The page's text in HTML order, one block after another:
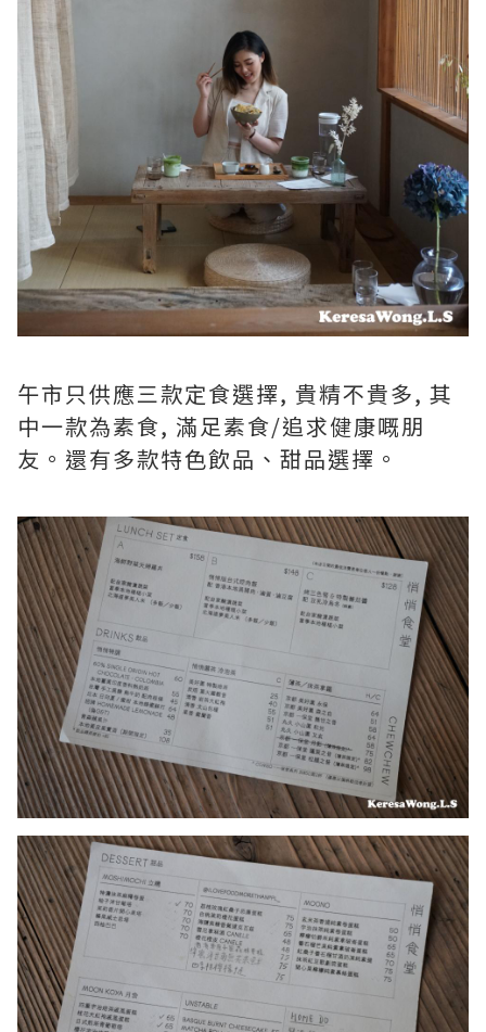
午市只供應三款定食選擇, 貴精不貴多, 其
中一款為素食, 滿足素食/追求健康嘅朋
友。還有多款特色飲品、甜品選擇。